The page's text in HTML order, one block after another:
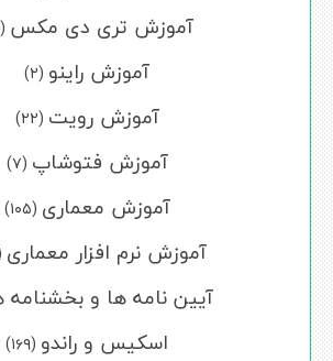
آموزش تری دی مکس (۱۴)
آموزش راینو (۲)
آموزش رویت (۲۲)
آموزش فتوشاپ (۷)
آموزش معماری (۱۰۵)
آموزش نرم افزار معماری
آیین نامه ها و بخشنامه
اسکیس و راندو (۱۶۹)